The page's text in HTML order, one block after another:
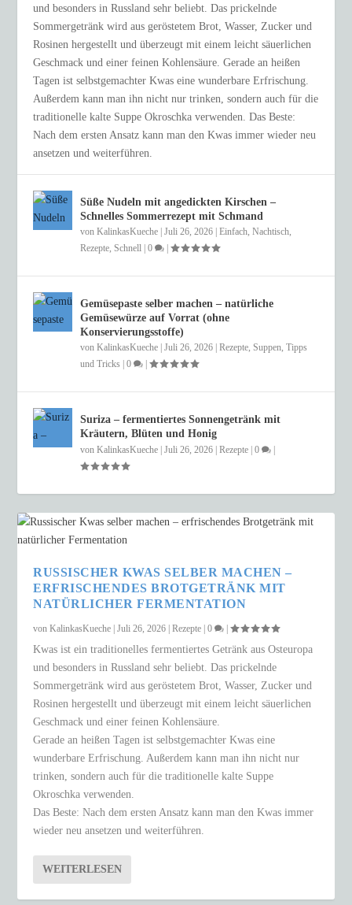
und besonders in Russland sehr beliebt. Das prickelnde
Sommergetränk wird aus geröstetem Brot, Wasser, Zucker und
Rosinen hergestellt und überzeugt mit einem leicht säuerlichen
Geschmack und einer feinen Kohlensäure. Gerade an heißen
Tagen ist selbstgemachter Kwas eine wunderbare Erfrischung.
Außerdem kann man ihn nicht nur trinken, sondern auch für die
traditionelle kalte Suppe Okroschka verwenden. Das Beste:
Nach dem ersten Ansatz kann man den Kwas immer wieder neu
ansetzen und weiterführen.
Süße Nudeln mit angedickten Kirschen –
Schnelles Sommerrezept mit Schmand
vonKalinkasKueche |Juli 26, 2026 |Einfach,Nachtisch,
Rezepte,Schnell |0 |
Gemüsepaste selber machen – natürliche
Gemüsewürze auf Vorrat (ohne
Konservierungsstoffe)
vonKalinkasKueche |Juli 26, 2026 |Rezepte,Suppen,Tipps
und Tricks
|0 |
Suriza – fermentiertes Sonnengetränk mit
Kräutern, Blüten und Honig
vonKalinkasKueche |Juli 26, 2026 |Rezepte |0
RUSSISCHER KWAS SELBER MACHEN –
ERFRISCHENDES BROTGETRÄNK MIT
NATÜRLICHER FERMENTATION
vonKalinkasKueche |Juli 26, 2026 |Rezepte |0 |
Kwas ist ein traditionelles fermentiertes Getränk aus Osteuropa
und besonders in Russland sehr beliebt. Das prickelnde
Sommergetränk wird aus geröstetem Brot, Wasser, Zucker und
Rosinen hergestellt und überzeugt mit einem leicht säuerlichen
Geschmack und einer feinen Kohlensäure.
Gerade an heißen Tagen ist selbstgemachter Kwas eine
wunderbare Erfrischung. Außerdem kann man ihn nicht nur
trinken, sondern auch für die traditionelle kalte Suppe
Okroschka verwenden.
Das Beste: Nach dem ersten Ansatz kann man den Kwas immer
wieder neu ansetzen und weiterführen.
WEITERLESEN